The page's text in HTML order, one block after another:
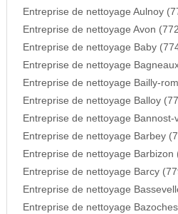
Entreprise de nettoyage Aulnoy
Entreprise de nettoyage Avon
Entreprise de nettoyage Baby
Entreprise de nettoyage
Entreprise de nettoyage Bailly-
Entreprise de nettoyage Balloy
Entreprise de nettoyage
Entreprise de nettoyage Barbey
Entreprise de nettoyage Barbizon
Entreprise de nettoyage Barcy
Entreprise de nettoyage
Entreprise de nettoyage